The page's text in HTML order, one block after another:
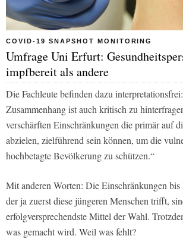
COVID-19 SNAPSHOT MONITORING
Umfrage Uni Erfurt:
impfbereit als andere
Die Fachleute befinden dazu
Zusammenhang ist auch kritisch zu
verschärften Einschränkungen die primär auf
abzielen, zielführend sein können, um die
hochbetagte Bevölkerung zu schützen.“
Mit anderen Worten: Die Einschränkungen
der ja zuerst diese jüngeren Menschen trifft,
erfolgversprechendste Mittel der Wahl.
was gemacht wird. Weil was fehlt?